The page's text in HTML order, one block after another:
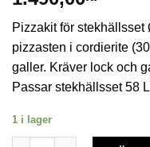
Pizzakit för
pizzasten i cordierite
galler. Kräver lock och
Passar stekhällsset 58
1 i lager
Pizzaugn set mängd